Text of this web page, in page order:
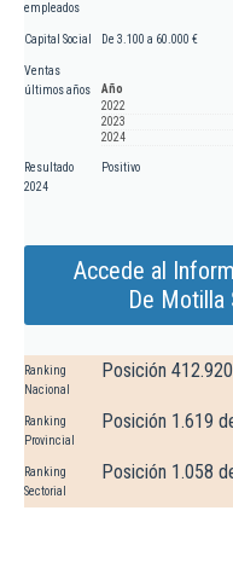
empleados
Capital Social De 3.100 a 60.000 €
Ventas
últimos años
Año
2022
2023
2024
Resultado
2024
Positivo
Accede al
De Motilla
Ranking
Nacional
Posición 412.920
Ranking
Provincial
Posición 1.619
Ranking
Sectorial
Posición 1.058